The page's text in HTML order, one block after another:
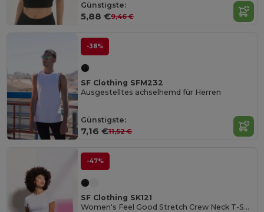
Günstigste:
5,88 €9,46 €
-38%
SF Clothing SFM232
Ausgestelltes achselhemd für Herren
Günstigste:
7,16 €11,52 €
-47%
SF Clothing SK121
Women's Feel Good Stretch Crew Neck T-Shirt